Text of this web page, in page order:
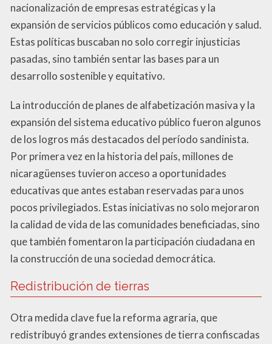
nacionalización de empresas estratégicas y la
expansión de servicios públicos como educación y salud.
Estas políticas buscaban no solo corregir injusticias
pasadas, sino también sentar las bases para un
desarrollo sostenible y equitativo.
La introducción de planes de alfabetización masiva y la
expansión del sistema educativo público fueron algunos
de los logros más destacados del período sandinista.
Por primera vez en la historia del país, millones de
nicaragüenses tuvieron acceso a oportunidades
educativas que antes estaban reservadas para unos
pocos privilegiados. Estas iniciativas no solo mejoraron
la calidad de vida de las comunidades beneficiadas, sino
que también fomentaron la participación ciudadana en
la construcción de una sociedad democrática.
Redistribución de tierras
Otra medida clave fue la reforma agraria, que
redistribuyó grandes extensiones de tierra confiscadas